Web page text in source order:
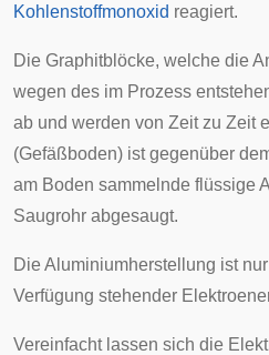
Kohlenstoffmonoxid reagiert.
Die Graphitblöcke, welche die
wegen des im Prozess
ab und werden von Zeit zu Zeit
(Gefäßboden) ist gegenüber
am Boden sammelnde flüssige
Saugrohr abgesaugt.
Die Aluminiumherstellung ist
Verfügung stehender
Vereinfacht lassen sich die